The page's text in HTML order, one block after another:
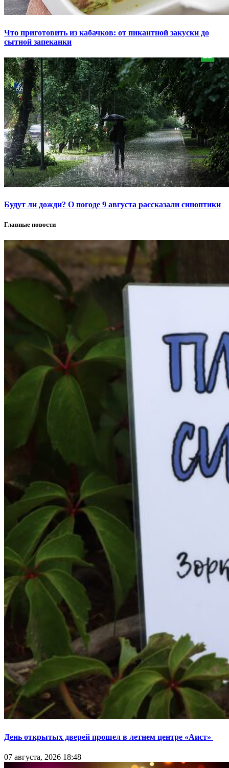
Что приготовить из кабачков: от пикантной закуски до
сытной запеканки
Будут ли дожди? О погоде 9 августа рассказали синоптики
Главные новости
День открытых дверей прошел в летнем центре «Аист»
07 августа, 2026 18:48